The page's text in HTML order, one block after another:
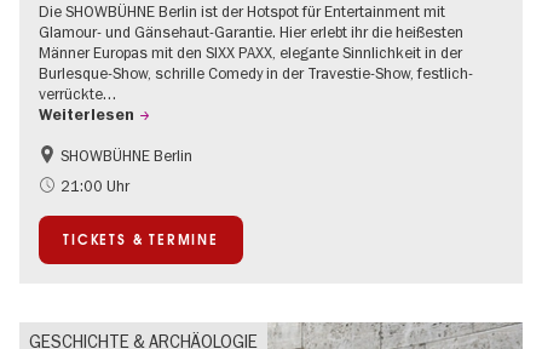
Die SHOWBÜHNE Berlin ist der Hotspot für Entertainment mit
Glamour- und Gänsehaut-Garantie. Hier erlebt ihr die heißesten
Männer Europas mit den SIXX PAXX, elegante Sinnlichkeit in der
Burlesque-Show, schrille Comedy in der Travestie-Show, festlich-
verrückte…
Weiterlesen
Kultursommer
SHOWBÜHNE Berlin
21:00 Uhr
TICKETS & TERMINE
GESCHICHTE & ARCHÄOLOGIE